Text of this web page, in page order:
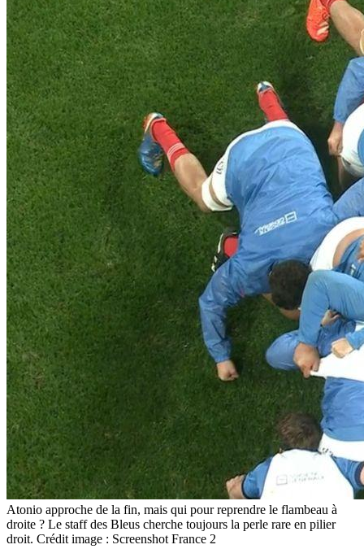
Atonio approche de la fin, mais qui pour reprendre le flambeau à
droite ? Le staff des Bleus cherche toujours la perle rare en pilier
droit. Crédit image : Screenshot France 2